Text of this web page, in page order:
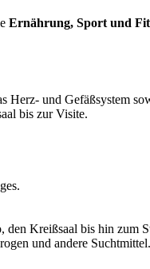
Ernährung, Sport und
und Gefäßsystem
bis zur Visite.
den Kreißsaal bis hin zum
und andere Suchtmittel.